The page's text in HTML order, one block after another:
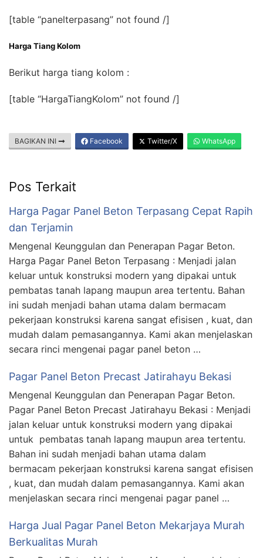
[table “panelterpasang” not found /]
Harga Tiang Kolom
Berikut harga tiang kolom :
[table “HargaTiangKolom” not found /]
BAGIKAN INI Facebook Twitter/X WhatsApp
Pos Terkait
Harga Pagar Panel Beton Terpasang Cepat Rapih
dan Terjamin
Mengenal Keunggulan dan Penerapan Pagar Beton.
Harga Pagar Panel Beton Terpasang : Menjadi jalan
keluar untuk konstruksi modern yang dipakai untuk
pembatas tanah lapang maupun area tertentu. Bahan
ini sudah menjadi bahan utama dalam bermacam
pekerjaan konstruksi karena sangat efisisen , kuat, dan
mudah dalam pemasangannya. Kami akan menjelaskan
secara rinci mengenai pagar panel beton …
Pagar Panel Beton Precast Jatirahayu Bekasi
Mengenal Keunggulan dan Penerapan Pagar Beton.
Pagar Panel Beton Precast Jatirahayu Bekasi : Menjadi
jalan keluar untuk konstruksi modern yang dipakai
untuk pembatas tanah lapang maupun area tertentu.
Bahan ini sudah menjadi bahan utama dalam
bermacam pekerjaan konstruksi karena sangat efisisen
, kuat, dan mudah dalam pemasangannya. Kami akan
menjelaskan secara rinci mengenai pagar panel …
Harga Jual Pagar Panel Beton Mekarjaya Murah
Berkualitas Murah